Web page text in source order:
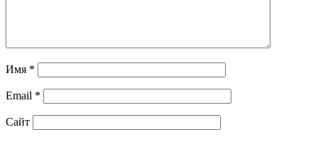
Имя *
Email *
Сайт